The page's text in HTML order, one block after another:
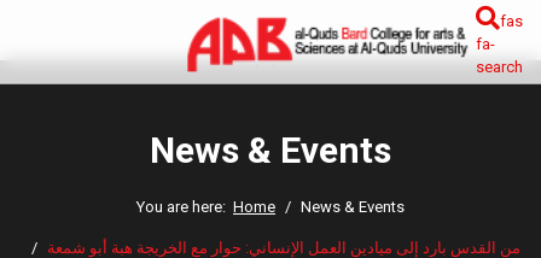
fas
fa-
search
News & Events
You are here: Home News & Events
من القدس بارد إلى ميادين العمل الإنساني: حوار مع الخريجة هبة أبو شمعة